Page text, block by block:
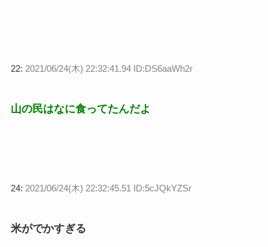
22: 2021/06/24(木) 22:32:41.94 ID:DS6aaWh2r
山の民はなに食ってたんだよ
24: 2021/06/24(木) 22:32:45.51 ID:5cJQkYZSr
米がでかすぎる